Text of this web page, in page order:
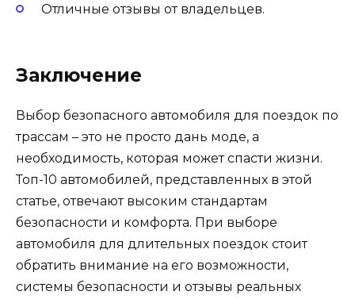
Отличные отзывы от владельцев.
Заключение
Выбор безопасного автомобиля для поездок по
трассам – это не просто дань моде, а
необходимость, которая может спасти жизни.
Топ-10 автомобилей, представленных в этой
статье, отвечают высоким стандартам
безопасности и комфорта. При выборе
автомобиля для длительных поездок стоит
обратить внимание на его возможности,
системы безопасности и отзывы реальных